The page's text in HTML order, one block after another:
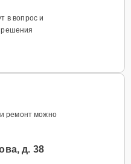
в вопрос и
решения
и ремонт можно
д. 38